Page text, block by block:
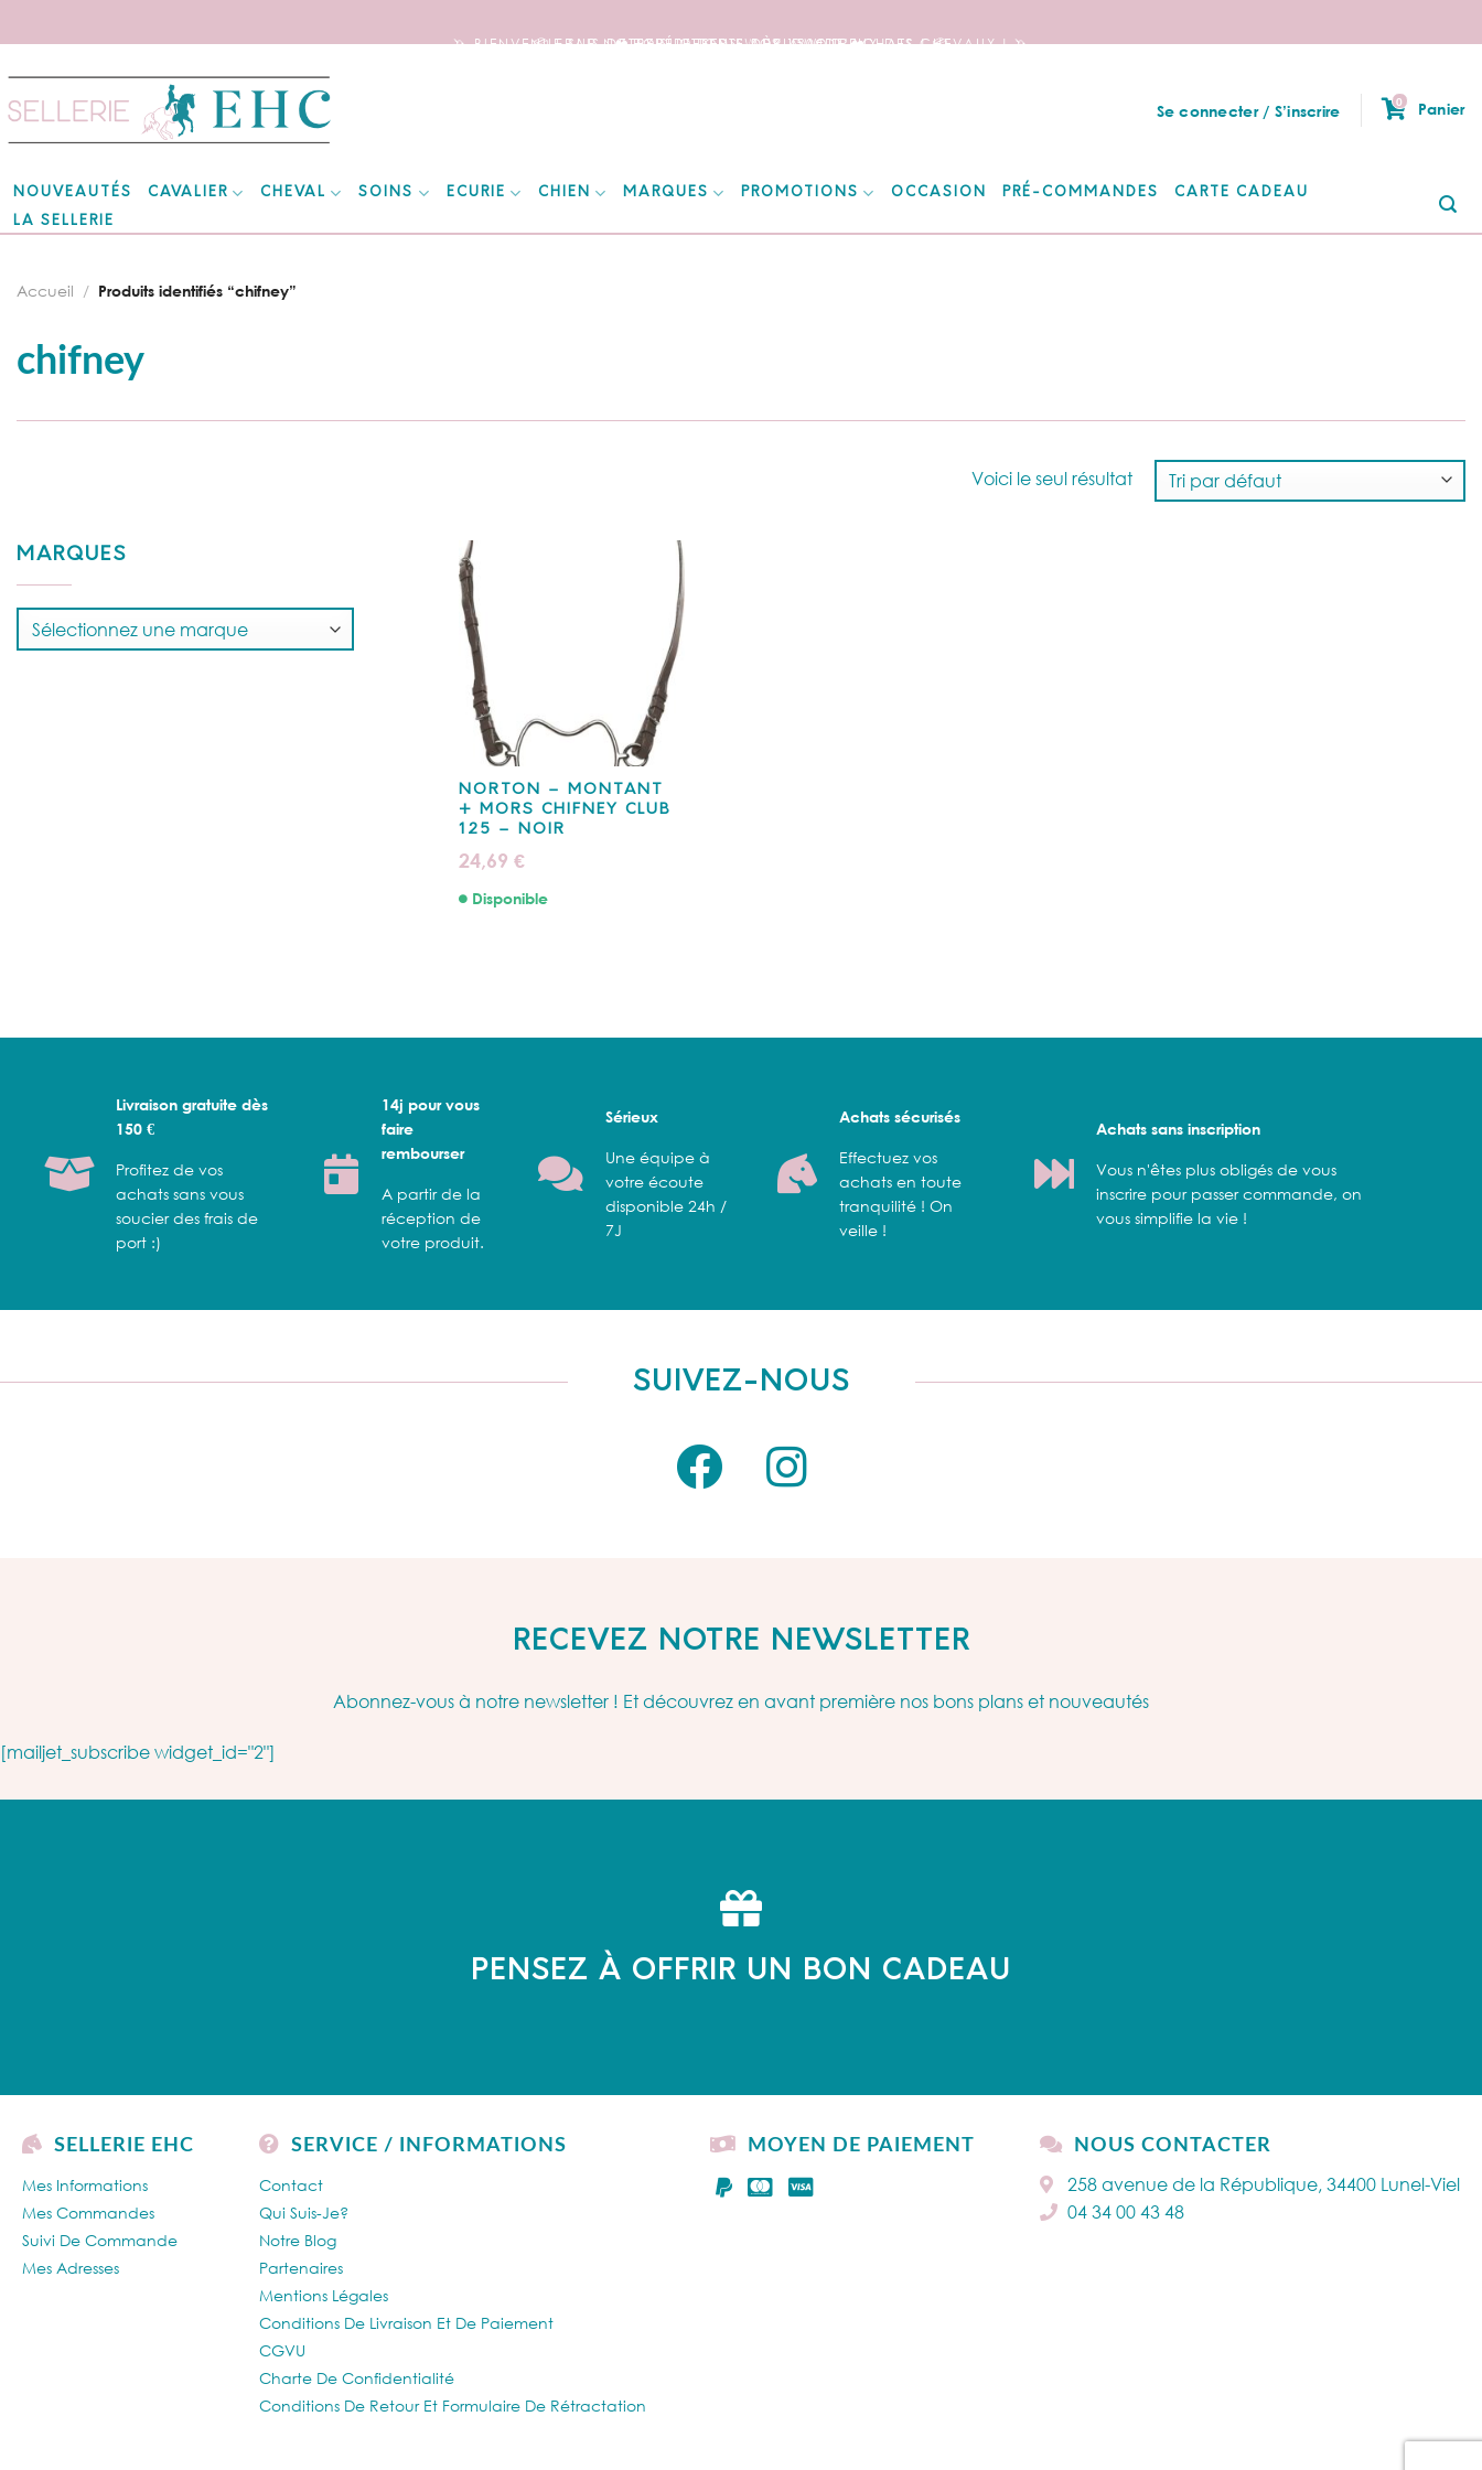
🦄 BIENVENUE SUR NOTRE SITE DEDIE AUX AMOUREUX DES CHEVAUX ! 🦄
📦 FRAIS DE PORT OFFERTS DÈS 150€ D’ACHATS ! 📦
❤️ EXPÉDITIONS WORLDWIDE ❤️
to
content
Se connecter / S’inscrire
0 Panier
NOUVEAUTÉS CAVALIER CHEVAL SOINS ECURIE CHIEN MARQUES PROMOTIONS OCCASION PRÉ-COMMANDES
CARTE CADEAU
LA SELLERIE
chifney
Accueil / Produits identifiés “chifney”
Voici le seul résultat
MARQUES
NORTON – MONTANT
+ MORS CHIFNEY CLUB
125 – NOIR
24,69 €
Disponible
Livraison gratuite dès
150 €
Profitez de vos
achats sans vous
soucier des frais de
port :)
14j pour vous
faire
rembourser
A partir de la
réception de
votre produit.
Sérieux
Une équipe à
votre écoute
disponible 24h /
7J
Achats sécurisés
Effectuez vos
achats en toute
tranquilité ! On
veille !
Achats sans inscription
Vous n'êtes plus obligés de vous
inscrire pour passer commande, on
vous simplifie la vie !
SUIVEZ-NOUS
RECEVEZ NOTRE NEWSLETTER
Abonnez-vous à notre newsletter ! Et découvrez en avant première nos bons plans et nouveautés
[mailjet_subscribe widget_id="2"]
PENSEZ À OFFRIR UN BON CADEAU
SELLERIE EHC
Mes Informations
Mes Commandes
Suivi De Commande
Mes Adresses
SERVICE / INFORMATIONS
Contact
Qui Suis-Je?
Notre Blog
Partenaires
Mentions Légales
Conditions De Livraison Et De Paiement
CGVU
Charte De Confidentialité
Conditions De Retour Et Formulaire De Rétractation
MOYEN DE PAIEMENT NOUS CONTACTER
258 avenue de la République, 34400 Lunel-Viel
04 34 00 43 48